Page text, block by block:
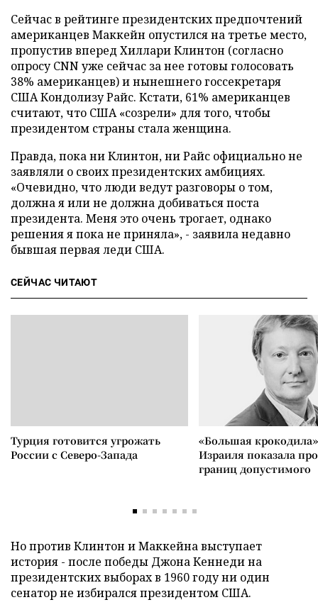
Сейчас в рейтинге президентских предпочтений
американцев Маккейн опустился на третье место,
пропустив вперед Хиллари Клинтон (согласно
опросу CNN уже сейчас за нее готовы голосовать
38% американцев) и нынешнего госсекретаря
США Кондолизу Райс. Кстати, 61% американцев
считают, что США «созрели» для того, чтобы
президентом страны стала женщина.
Правда, пока ни Клинтон, ни Райс официально не
заявляли о своих президентских амбициях.
«Очевидно, что люди ведут разговоры о том,
должна я или не должна добиваться поста
президента. Меня это очень трогает, однако
решения я пока не приняла», - заявила недавно
бывшая первая леди США.
СЕЙЧАС ЧИТАЮТ
Турция готовится угрожать
России с Северо-Запада
«Большая
Израиля показала
границ допустимого
Но против Клинтон и Маккейна выступает
история - после победы Джона Кеннеди на
президентских выборах в 1960 году ни один
сенатор не избирался президентом США.